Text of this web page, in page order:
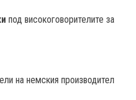
под високоговорителите за
на немския производител